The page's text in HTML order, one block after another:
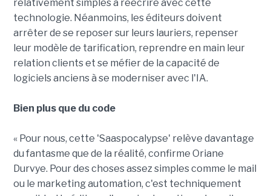
relativement simples à réécrire avec cette
technologie. Néanmoins, les éditeurs doivent
arrêter de se reposer sur leurs lauriers, repenser
leur modèle de tarification, reprendre en main leur
relation clients et se méfier de la capacité de
logiciels anciens à se moderniser avec l'IA.
Bien plus que du code
« Pour nous, cette 'Saaspocalypse' relève davantage
du fantasme que de la réalité, confirme Oriane
Durvye. Pour des choses assez simples comme le mail
ou le marketing automation, c'est techniquement